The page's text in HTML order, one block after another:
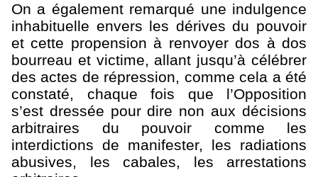
On a également remarqué une indulgence
inhabituelle envers les dérives du pouvoir
et cette propension à renvoyer dos à dos
bourreau et victime, allant jusqu’à célébrer
des actes de répression, comme cela a été
constaté, chaque fois que l’Opposition
s’est dressée pour dire non aux décisions
arbitraires du pouvoir comme les
interdictions de manifester, les radiations
abusives, les cabales, les arrestations